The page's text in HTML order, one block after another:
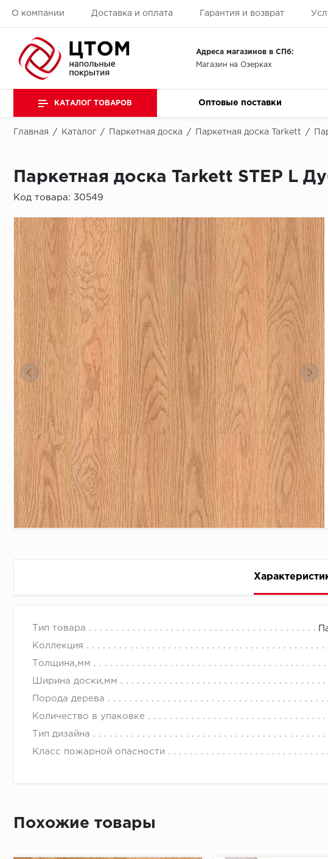
О компании Доставка и оплата Гарантия и возврат
Адреса магазинов в СПб:
Магазин на Озерках
КАТАЛОГ ТОВАРОВ Оптовые поставки
Главная / Каталог / Паркетная доска / Паркетная доска Tarkett /
Паркетная доска Tarkett STEP L
Код товара: 30549
Тип товара
Коллекция
Толщина,мм
Ширина доски,мм
Порода дерева
Количество в упаковке
Тип дизайна
Класс пожарной опасности
Первый ряд:
Монтаж последней пластины первого ряда:
Похожие товары